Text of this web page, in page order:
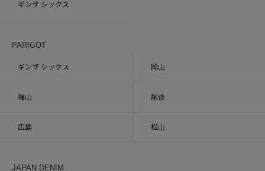
ギンザ シックス
PARIGOT
ギンザ シックス 岡山
福山 尾道
広島 松山
JAPAN DENIM